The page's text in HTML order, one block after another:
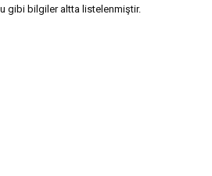
gibi bilgiler altta listelenmiştir.